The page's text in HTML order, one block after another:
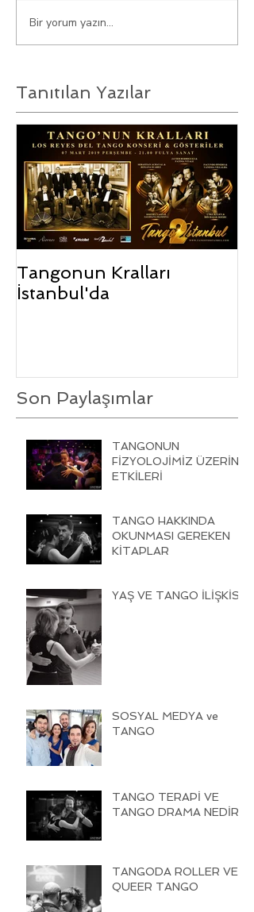
Bir yorum yazın...
Tanıtılan Yazılar
Tangonun Kralları
İstanbul'da
Son Paylaşımlar
TANGONUN
FİZYOLOJİMİZ ÜZERİNE
ETKİLERİ
TANGO HAKKINDA
OKUNMASI GEREKEN
KİTAPLAR
YAŞ VE TANGO İLİŞKİSİ
SOSYAL MEDYA ve
TANGO
TANGO TERAPİ VE
TANGO DRAMA NEDİR
TANGODA ROLLER VE
QUEER TANGO